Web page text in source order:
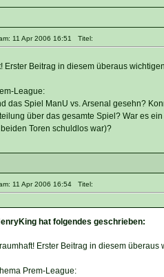
11 Apr 2006 16:51 Titel:
Erster Beitrag in diesem überaus
League:
das Spiel ManU vs. Arsenal gesehn?
über das gesamte Spiel? War es
Toren schuldlos war)?
11 Apr 2006 16:54 Titel:
hat folgendes geschrieben:
Erster Beitrag in diesem
Prem-League: